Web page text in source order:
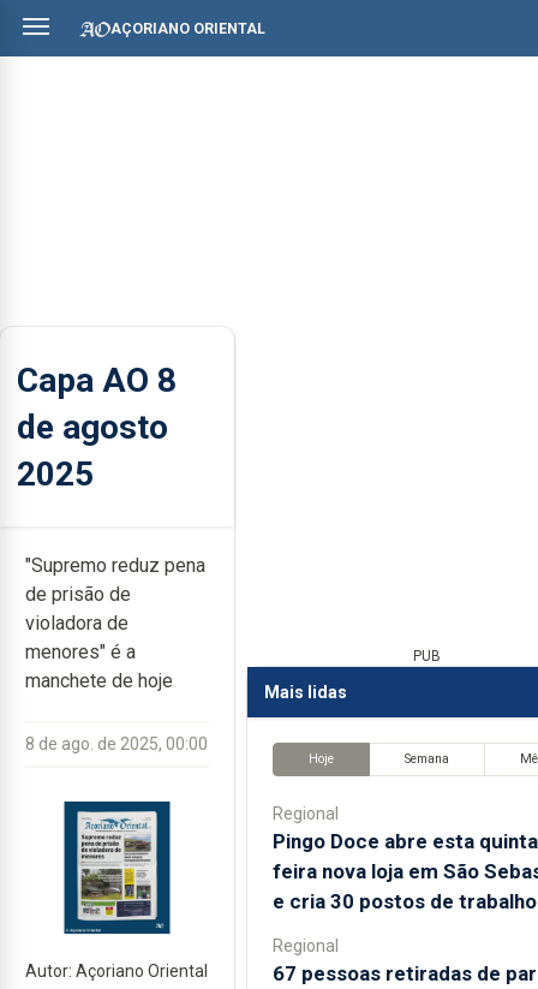
AÇORIANO ORIENTAL
Capa AO 8
de agosto
2025
"Supremo reduz pena
de prisão de
violadora de
menores" é a
manchete de hoje
8 de ago. de 2025, 00:00
Autor: Açoriano Oriental
PUB
Mais lidas
Hoje Semana
Regional
Pingo Doce abre esta
feira nova loja em São
e cria 30 postos de trabalho
Regional
67 pessoas retiradas de